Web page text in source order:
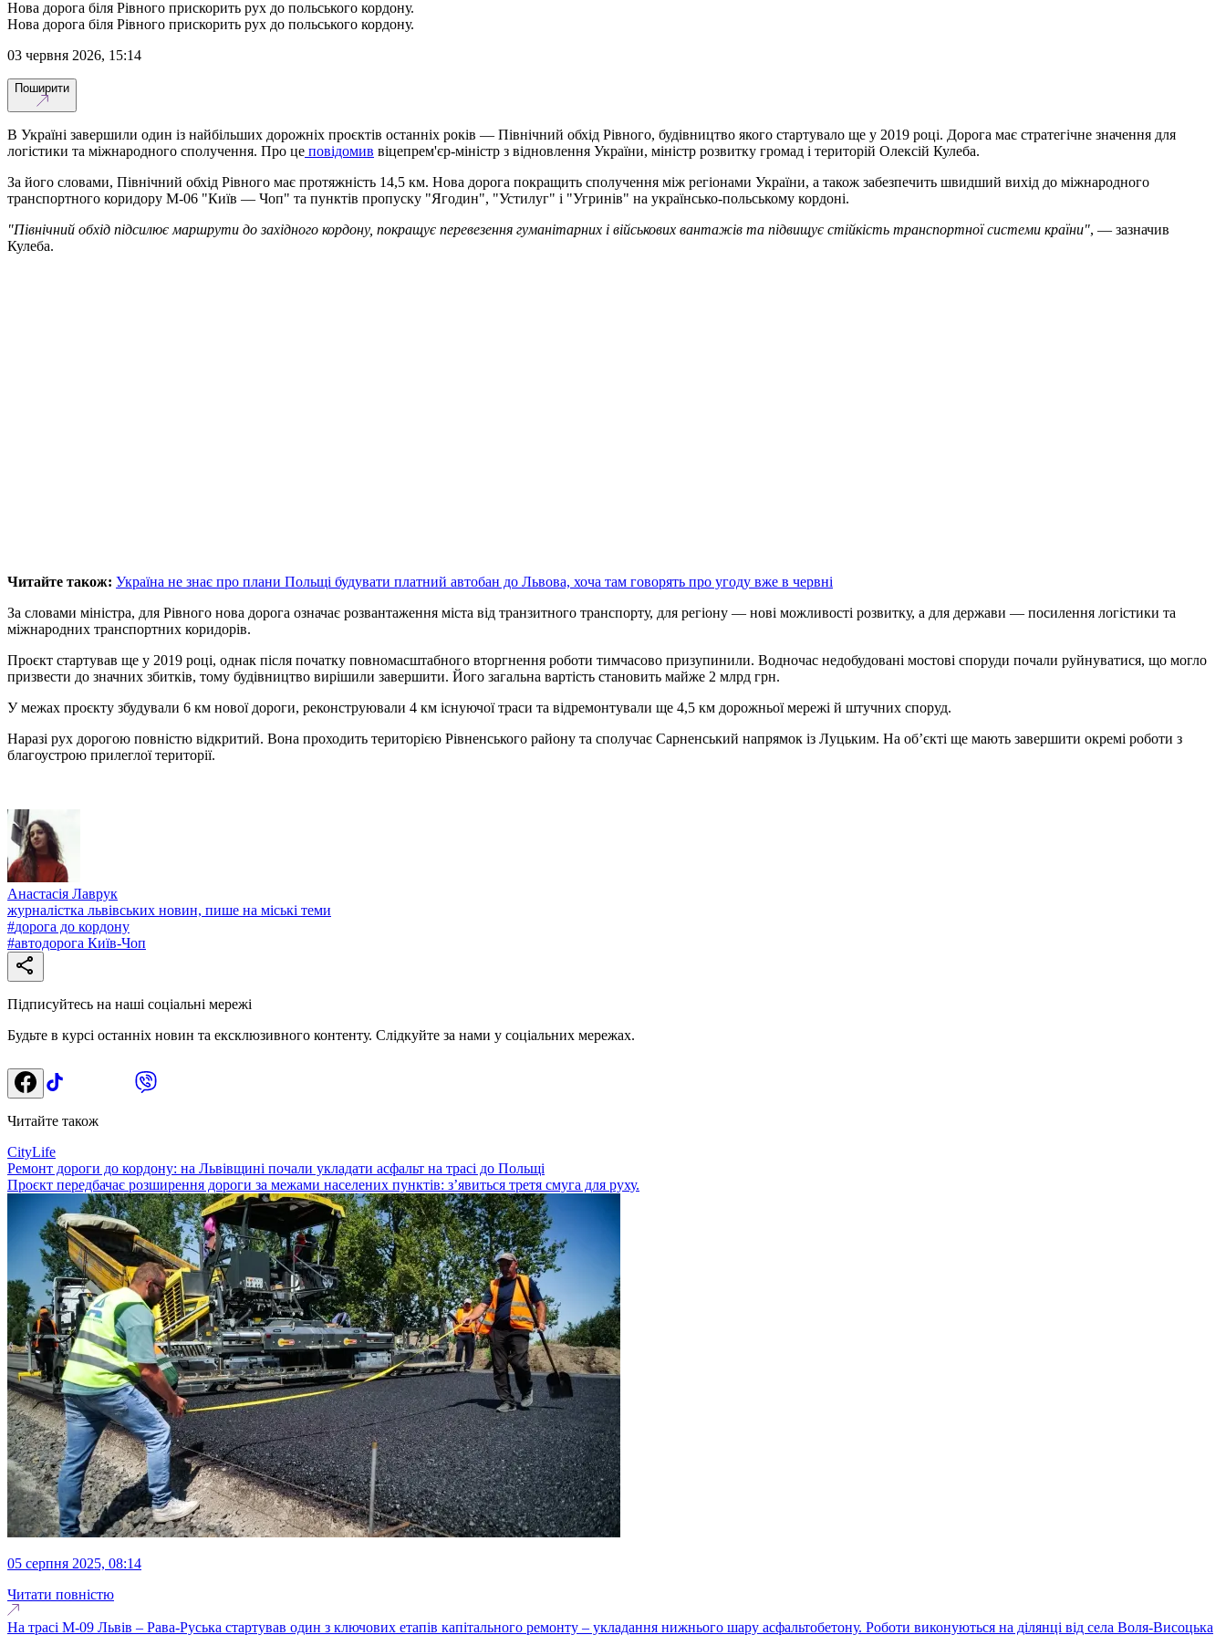
Нова дорога біля Рівного прискорить рух до польського кордону.
Нова дорога біля Рівного прискорить рух до польського кордону.
03 червня 2026, 15:14
Поширити
В Україні завершили один із найбільших дорожніх проєктів останніх років — Північний обхід Рівного, будівництво якого стартувало ще у 2019 році. Дорога має стратегічне значення для
логістики та міжнародного сполучення. Про це повідомив віцепрем'єр-міністр з відновлення України, міністр розвитку громад і територій Олексій Кулеба.
За його словами, Північний обхід Рівного має протяжність 14,5 км. Нова дорога покращить сполучення між регіонами України, а також забезпечить швидший вихід до міжнародного
транспортного коридору М-06 "Київ — Чоп" та пунктів пропуску "Ягодин", "Устилуг" і "Угринів" на українсько-польському кордоні.
"Північний обхід підсилює маршрути до західного кордону, покращує перевезення гуманітарних і військових вантажів та підвищує стійкість транспортної системи країни", — зазначив
Кулеба.
Читайте також: Україна не знає про плани Польщі будувати платний автобан до Львова, хоча там говорять про угоду вже в червні
За словами міністра, для Рівного нова дорога означає розвантаження міста від транзитного транспорту, для регіону — нові можливості розвитку, а для держави — посилення логістики та
міжнародних транспортних коридорів.
Проєкт стартував ще у 2019 році, однак після початку повномасштабного вторгнення роботи тимчасово призупинили. Водночас недобудовані мостові споруди почали руйнуватися, що могло
призвести до значних збитків, тому будівництво вирішили завершити. Його загальна вартість становить майже 2 млрд грн.
У межах проєкту збудували 6 км нової дороги, реконструювали 4 км існуючої траси та відремонтували ще 4,5 км дорожньої мережі й штучних споруд.
Наразі рух дорогою повністю відкритий. Вона проходить територією Рівненського району та сполучає Сарненський напрямок із Луцьким. На об’єкті ще мають завершити окремі роботи з
благоустрою прилеглої території.
Анастасія Лаврук
журналістка львівських новин, пише на міські теми
#дорога до кордону
#автодорога Київ-Чоп
Підписуйтесь на наші соціальні мережі
Будьте в курсі останніх новин та ексклюзивного контенту. Слідкуйте за нами у соціальних мережах.
Читайте також
CityLife
Ремонт дороги до кордону: на Львівщині почали укладати асфальт на трасі до Польщі
Проєкт передбачає розширення дороги за межами населених пунктів: з’явиться третя смуга для руху.
05 серпня 2025, 08:14
Читати повністю
На трасі М-09 Львів – Рава-Руська стартував один з ключових етапів капітального ремонту – укладання нижнього шару асфальтобетону. Роботи виконуються на ділянці від села Воля-Висоцька